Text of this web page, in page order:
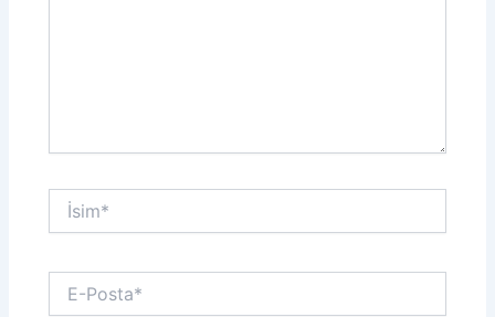
İsim*
Posta*